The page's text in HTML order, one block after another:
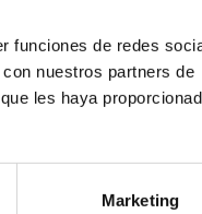
funciones de redes
nuestros partners de
les haya
Marketing
claros y diseñadas
organizada.
identidad propia,
clientes que visitan